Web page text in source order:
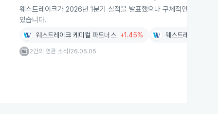
웨스트레이크가 2026년 1분기 실적을 발표했으나 구체적인 수치나
있습니다.
웨스트레이크 케미컬 파트너스 +1.45% 웨스트레이크
2건의 연관 소식 26.05.05